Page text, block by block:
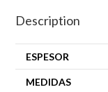
Description
ESPESOR
MEDIDAS